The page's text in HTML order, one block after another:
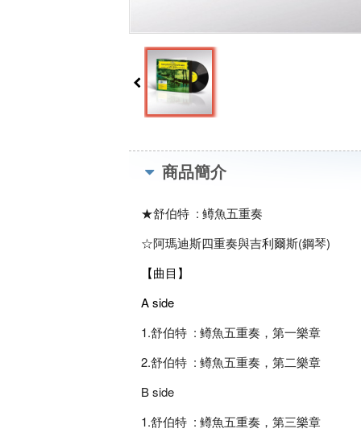
商品簡介
★舒伯特 : 鳟魚五重奏
☆阿瑪迪斯四重奏與吉利爾斯(鋼琴)
【曲目】
A side
1.舒伯特 : 鳟魚五重奏，第一樂章
2.舒伯特 : 鳟魚五重奏，第二樂章
B side
1.舒伯特 : 鳟魚五重奏，第三樂章